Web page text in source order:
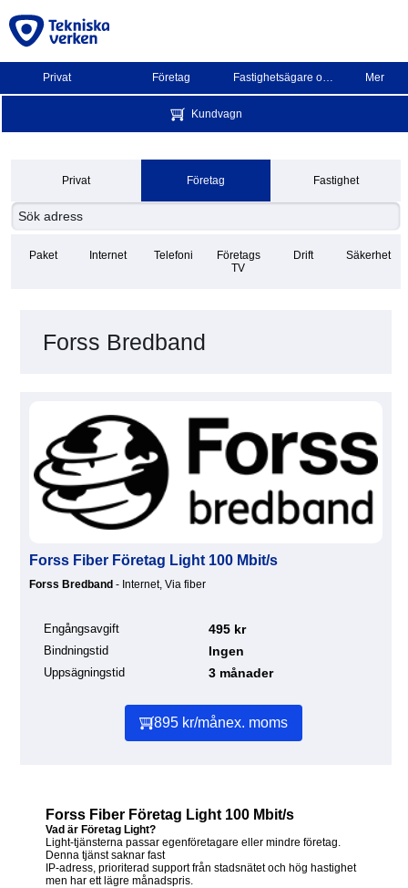
Privat Företag Fastighetsägare och BRF Mer
Kundvagn
Privat Företag Fastighet
Paket Internet Telefoni
Företags
TV
Drift Säkerhet
Forss Bredband
Forss Fiber Företag Light 100 Mbit/s
Forss Bredband - Internet, Via fiber
Engångsavgift 495 kr
Bindningstid Ingen
Uppsägningstid 3 månader
895 kr/månex. moms
Forss Fiber Företag Light 100 Mbit/s
Vad är Företag Light?
Light-tjänsterna passar egenföretagare eller mindre företag.
Denna tjänst saknar fast
IP-adress, prioriterad support från stadsnätet och hög hastighet
men har ett lägre månadspris.